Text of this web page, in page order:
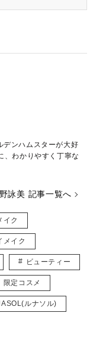
デンハムスターが大好
、わかりやすく丁寧な
キンケアマイスタ
たしかねます。
詠美 記事一覧へ
イク
メイク
ビューティー
限定コスメ
ルナソル)